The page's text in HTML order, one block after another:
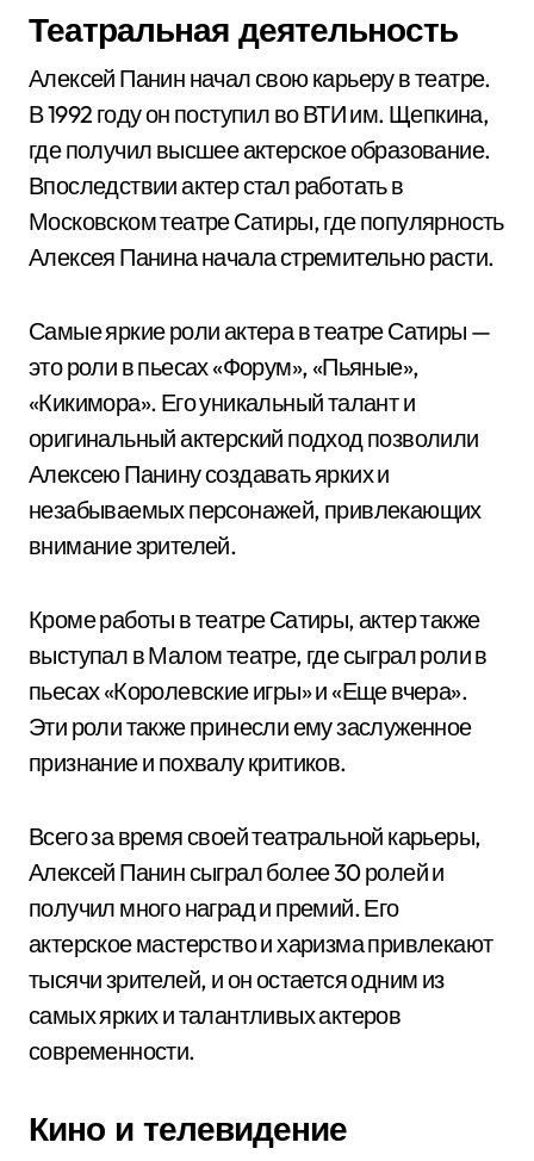
Театральная деятельность
Алексей Панин начал свою карьеру в театре.
В 1992 году он поступил во ВТИ им. Щепкина,
где получил высшее актерское образование.
Впоследствии актер стал работать в
Московском театре Сатиры, где популярность
Алексея Панина начала стремительно расти.
Самые яркие роли актера в театре Сатиры —
это роли в пьесах «Форум», «Пьяные»,
«Кикимора». Его уникальный талант и
оригинальный актерский подход позволили
Алексею Панину создавать ярких и
незабываемых персонажей, привлекающих
внимание зрителей.
Кроме работы в театре Сатиры, актер также
выступал в Малом театре, где сыграл роли в
пьесах «Королевские игры» и «Еще вчера».
Эти роли также принесли ему заслуженное
признание и похвалу критиков.
Всего за время своей театральной карьеры,
Алексей Панин сыграл более 30 ролей и
получил много наград и премий. Его
актерское мастерство и харизма привлекают
тысячи зрителей, и он остается одним из
самых ярких и талантливых актеров
современности.
Кино и телевидение